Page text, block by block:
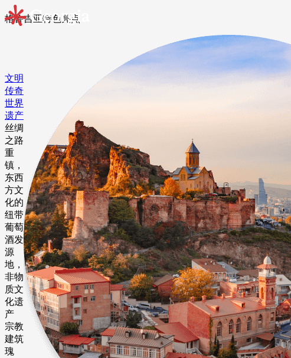
格鲁吉亚特⾊亮点
文明
传奇
世界
遗产
丝绸
之路
重
镇，
东西
方文
化的
纽带
葡萄
酒发
源
地，
非物
质文
化遗
产
宗教
建筑
瑰